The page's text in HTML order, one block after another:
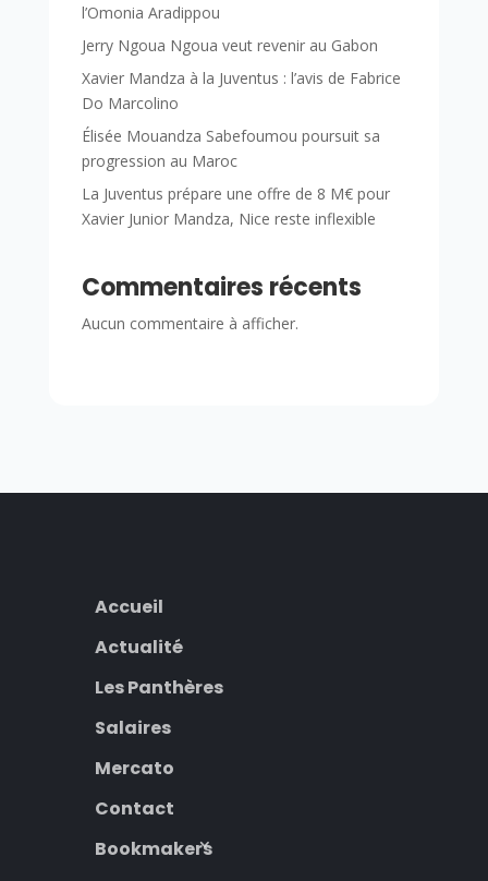
l’Omonia Aradippou
Jerry Ngoua Ngoua veut revenir au Gabon
Xavier Mandza à la Juventus : l’avis de Fabrice
Do Marcolino
Élisée Mouandza Sabefoumou poursuit sa
progression au Maroc
La Juventus prépare une offre de 8 M€ pour
Xavier Junior Mandza, Nice reste inflexible
Commentaires récents
Aucun commentaire à afficher.
Accueil
Actualité
Les Panthères
Salaires
Mercato
Contact
Bookmakers